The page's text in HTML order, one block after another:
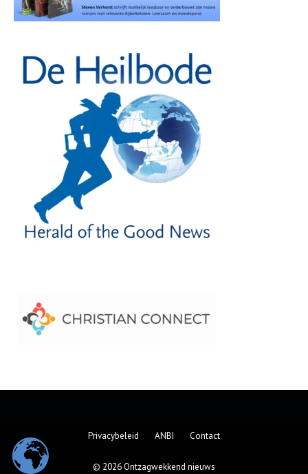
Privacybeleid ANBI Contact
© 2026 Ontzagwekkend nieuws